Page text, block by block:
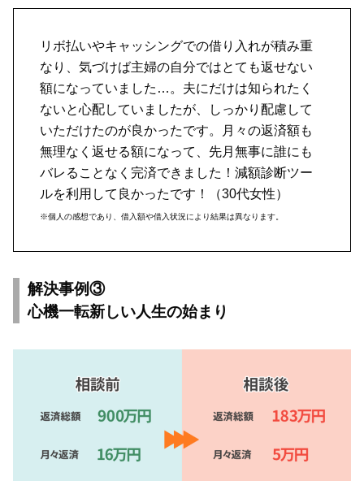
リボ払いやキャッシングでの借り入れが積み重
なり、気づけば主婦の自分ではとても返せない
額になっていました…。夫にだけは知られたく
ないと心配していましたが、しっかり配慮して
いただけたのが良かったです。月々の返済額も
無理なく返せる額になって、先月無事に誰にも
バレることなく完済できました！減額診断ツー
ルを利用して良かったです！（30代女性）
※個人の感想であり、借入額や借入状況により結果は異なります。
解決事例③
心機一転新しい人生の始まり